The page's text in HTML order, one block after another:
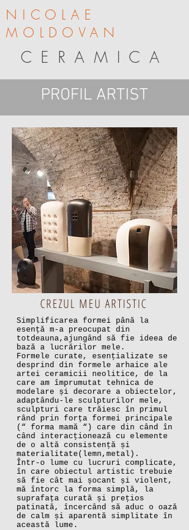
NICOLAE
MOLDOVAN
CERAMICA
PROFIL ARTIST
CREZUL MEU ARTISTIC
Simplificarea formei până la
esenţă m-a preocupat din
totdeauna,ajungând să fie ideea de
bază a lucrărilor mele.
Formele curate, esenţializate se
desprind din formele arhaice ale
artei ceramicii neolitice, de la
care am împrumutat tehnica de
modelare și decorare a obiectelor,
adaptându-le sculpturilor mele,
sculpturi care trăiesc în primul
rând prin forţa formei principale
(“ forma mamă “) care din când în
când interacţionează cu elemente
de o altă consistenţă și
materialitate(lemn,metal).
Într-o lume cu lucruri complicate,
în care obiectul artistic trebuie
să fie cât mai șocant și violent,
mă întorc la forma simplă, la
suprafaţa curată și preţios
patinată, încercând să aduc o oază
de calm și aparentă simplitate în
această lume.